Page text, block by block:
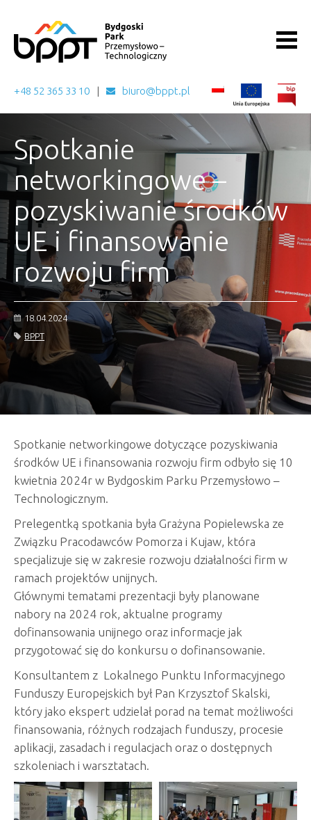
+48 52 365 33 10 biuro@bppt.pl
Spotkanie
networkingowe –
pozyskiwanie środków
UE i finansowanie
rozwoju firm
18.04.2024
BPPT
Spotkanie networkingowe dotyczące pozyskiwania
środków UE i finansowania rozwoju firm odbyło się 10
kwietnia 2024r w Bydgoskim Parku Przemysłowo –
Technologicznym.
Prelegentką spotkania była Grażyna Popielewska ze
Związku Pracodawców Pomorza i Kujaw, która
specjalizuje się w zakresie rozwoju działalności firm w
ramach projektów unijnych.
Głównymi tematami prezentacji były planowane
nabory na 2024 rok, aktualne programy
dofinansowania unijnego oraz informacje jak
przygotować się do konkursu o dofinansowanie.
Konsultantem z Lokalnego Punktu Informacyjnego
Funduszy Europejskich był Pan Krzysztof Skalski,
który jako ekspert udzielał porad na temat możliwości
finansowania, różnych rodzajach funduszy, procesie
aplikacji, zasadach i regulacjach oraz o dostępnych
szkoleniach i warsztatach.